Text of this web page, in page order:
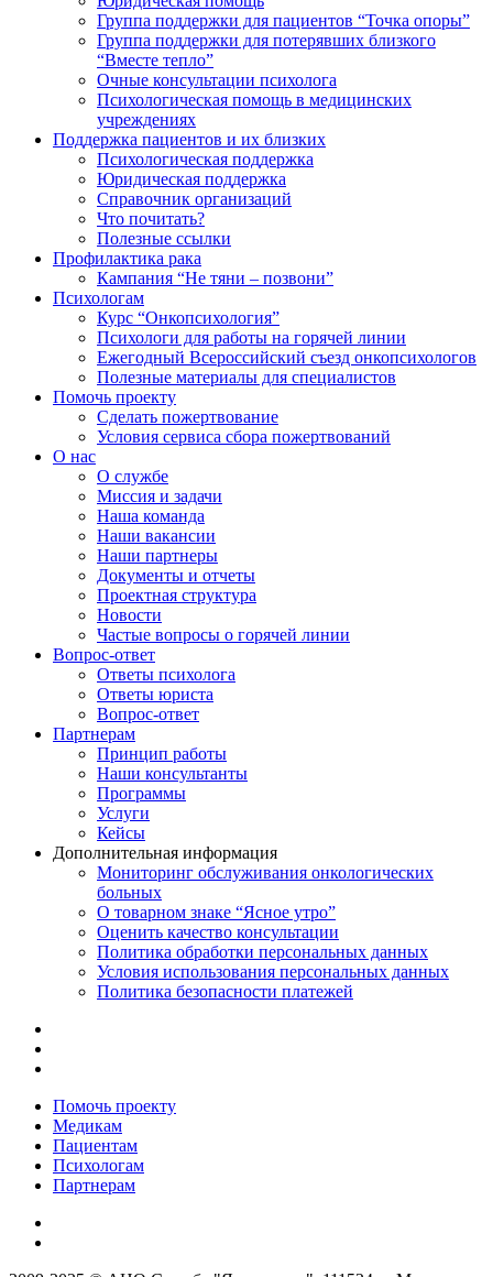
Группа поддержки для пациентов “Точка опоры”
Группа поддержки для потерявших близкого
“Вместе тепло”
Очные консультации психолога
Психологическая помощь в медицинских
учреждениях
Поддержка пациентов и их близких
Психологическая поддержка
Юридическая поддержка
Справочник организаций
Что почитать?
Полезные ссылки
Профилактика рака
Кампания “Не тяни – позвони”
Психологам
Курс “Онкопсихология”
Психологи для работы на горячей линии
Ежегодный Всероссийский cъезд онкопсихологов
Полезные материалы для специалистов
Помочь проекту
Сделать пожертвование
Условия сервиса сбора пожертвований
О нас
О службе
Миссия и задачи
Наша команда
Наши вакансии
Наши партнеры
Документы и отчеты
Проектная структура
Новости
Частые вопросы о горячей линии
Вопрос-ответ
Ответы психолога
Ответы юриста
Вопрос-ответ
Партнерам
Принцип работы
Наши консультанты
Программы
Услуги
Кейсы
Дополнительная информация
Мониторинг обслуживания онкологических
больных
О товарном знаке “Ясное утро”
Оценить качество консультации
Политика обработки персональных данных
Условия использования персональных данных
Политика безопасности платежей
Помочь проекту
Медикам
Пациентам
Психологам
Партнерам